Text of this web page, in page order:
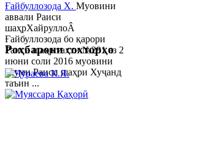
Ғайбуллозода Х. Муовини
аввали Раиси
шаҳрХайруллоÂ
Ғайбуллозода бо қарори
Раиси шаҳр таҳти №281 аз 2
июни соли 2016 муовини
якуми Раиси шаҳри Хуҷанд
таъин ...
Роҳбарони сохторҳо